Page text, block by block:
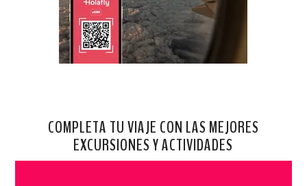
COMPLETA TU VIAJE CON LAS MEJORES
EXCURSIONES Y ACTIVIDADES